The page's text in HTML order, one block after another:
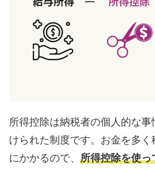
所得控除は納税者の個人的な
けられた制度です。お金を多
にかかるので、 所得控除を使っ